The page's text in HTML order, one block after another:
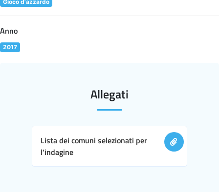
Gioco d'azzardo
Anno
2017
Allegati
Lista dei comuni selezionati per
l'indagine